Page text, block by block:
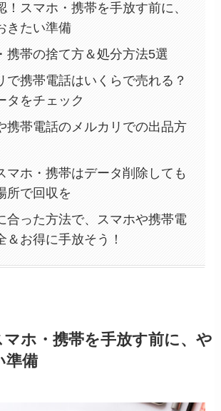
！スマホ・携帯を手放す前に、
きたい準備
携帯の捨て方＆処分方法5選
で携帯電話はいくらで売れる？
タをチェック
携帯電話のメルカリでの出品方
マホ・携帯はデータ削除しても
所で回収を
合った方法で、スマホや携帯電
＆お得に手放そう！
マホ・携帯を手放す前に、や
準備